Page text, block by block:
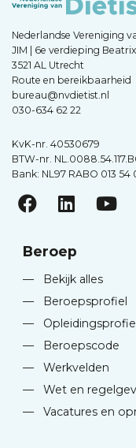
Nederlandse Vereniging
JIM | 6e verdieping
3521 AL Utrecht
Route en bereikbaarheid
bureau@nvdietist.nl
030-634 62 22
KvK-nr. 40530679
BTW-nr.
Bank: NL97 RABO 013 54
Beroep
—
Bekijk alles
—
Beroepsprofiel
—
—
Beroepscode
—
Werkvelden
—
Wet en
—
Vacatures en